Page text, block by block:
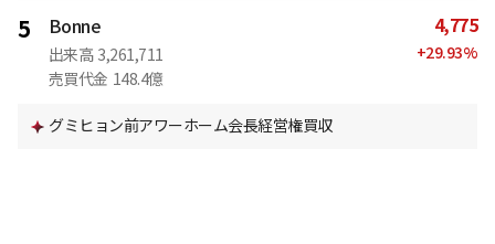
5 Bonne
出来高 3,261,711
売買代金 148.4億
4,775
+29.93%
グミヒョン前アワーホーム会長経営権買収